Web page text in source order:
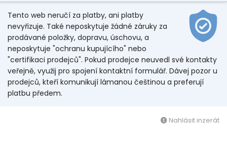
Tento web neručí za platby, ani platby
nevyřizuje. Také neposkytuje žádné záruky za
prodávané položky, dopravu, úschovu, a
neposkytuje "ochranu kupujícího" nebo
"certifikaci prodejců". Pokud prodejce neuvedl své kontakty
veřejně, využij pro spojení kontaktní formulář. Dávej pozor u
prodejců, kteří komunikují lámanou češtinou a preferují
platbu předem.
Nahlásit inzerát